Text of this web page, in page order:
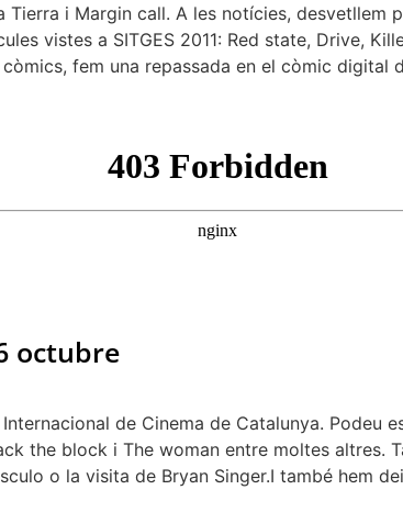
i Margin call. A les notícies,
vistes a SITGES 2011: Red state, Drive,
fem una repassada en el còmic digital
octubre
de Cinema de Catalunya. Podeu
the block i The woman entre moltes altres.
o la visita de Bryan Singer.I també hem